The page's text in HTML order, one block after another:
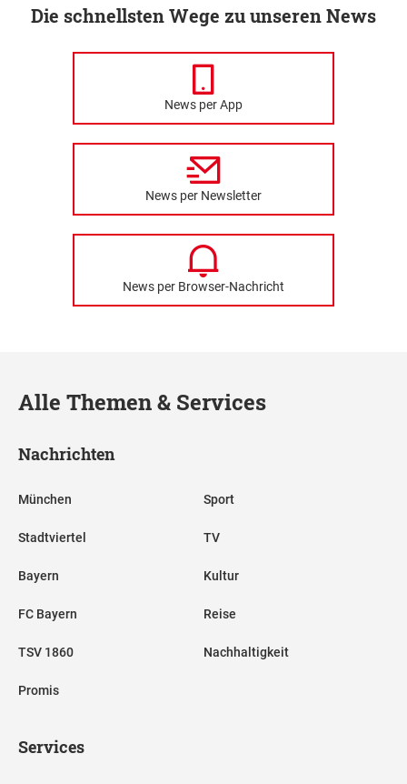
Die schnellsten Wege zu unseren News
News per App
News per Newsletter
News per Browser-Nachricht
Alle Themen & Services
Nachrichten
München
Stadtviertel
Bayern
FC Bayern
TSV 1860
Promis
Sport
TV
Kultur
Reise
Nachhaltigkeit
Services